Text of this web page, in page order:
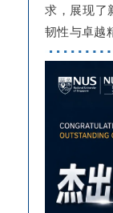
求，展现了
韧性与卓越